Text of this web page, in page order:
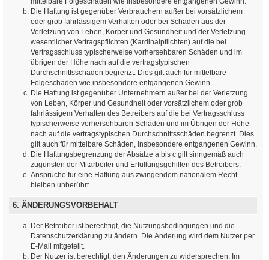
Die Haftung ist gegenüber Verbrauchern außer bei vorsätzlichem
oder grob fahrlässigem Verhalten oder bei Schäden aus der
Verletzung von Leben, Körper und Gesundheit und der Verletzung
wesentlicher Vertragspflichten (Kardinalpflichten) auf die bei
Vertragsschluss typischerweise vorhersehbaren Schäden und im
übrigen der Höhe nach auf die vertragstypischen
Durchschnittsschäden begrenzt. Dies gilt auch für mittelbare
Folgeschäden wie insbesondere entgangenen Gewinn.
Die Haftung ist gegenüber Unternehmern außer bei der Verletzung
von Leben, Körper und Gesundheit oder vorsätzlichem oder grob
fahrlässigem Verhalten des Betreibers auf die bei Vertragsschluss
typischerweise vorhersehbaren Schäden und im Übrigen der Höhe
nach auf die vertragstypischen Durchschnittsschäden begrenzt. Dies
gilt auch für mittelbare Schäden, insbesondere entgangenen Gewinn.
Die Haftungsbegrenzung der Absätze a bis c gilt sinngemäß auch
zugunsten der Mitarbeiter und Erfüllungsgehilfen des Betreibers.
Ansprüche für eine Haftung aus zwingendem nationalem Recht
bleiben unberührt.
6. ÄNDERUNGSVORBEHALT
Der Betreiber ist berechtigt, die Nutzungsbedingungen und die
Datenschutzerklärung zu ändern. Die Änderung wird dem Nutzer per
E-Mail mitgeteilt.
Der Nutzer ist berechtigt, den Änderungen zu widersprechen. Im